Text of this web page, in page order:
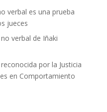
verbal es una prueba
jueces
verbal de Iñaki
por la Justicia
en Comportamiento